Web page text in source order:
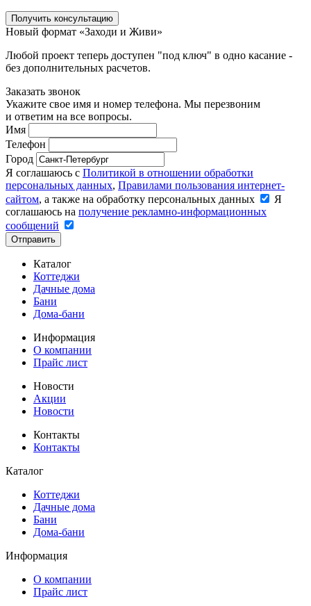
Получить консультацию
Новый формат «Заходи и Живи»
Любой проект теперь доступен "под ключ" в одно касание -
без дополнительных расчетов.
Заказать звонок
Укажите свое имя и номер телефона. Мы перезвоним
и ответим на все вопросы.
Имя
Телефон
Город
Я соглашаюсь с Политикой в отношении обработки
персональных данных, Правилами пользования интернет-
сайтом, а также на обработку персональных данных
Я
соглашаюсь на получение рекламно-информационных
сообщений
Отправить
Каталог
Коттеджи
Дачные дома
Бани
Дома-бани
Информация
О компании
Прайс лист
Новости
Акции
Новости
Контакты
Контакты
Каталог
Коттеджи
Дачные дома
Бани
Дома-бани
Информация
О компании
Прайс лист